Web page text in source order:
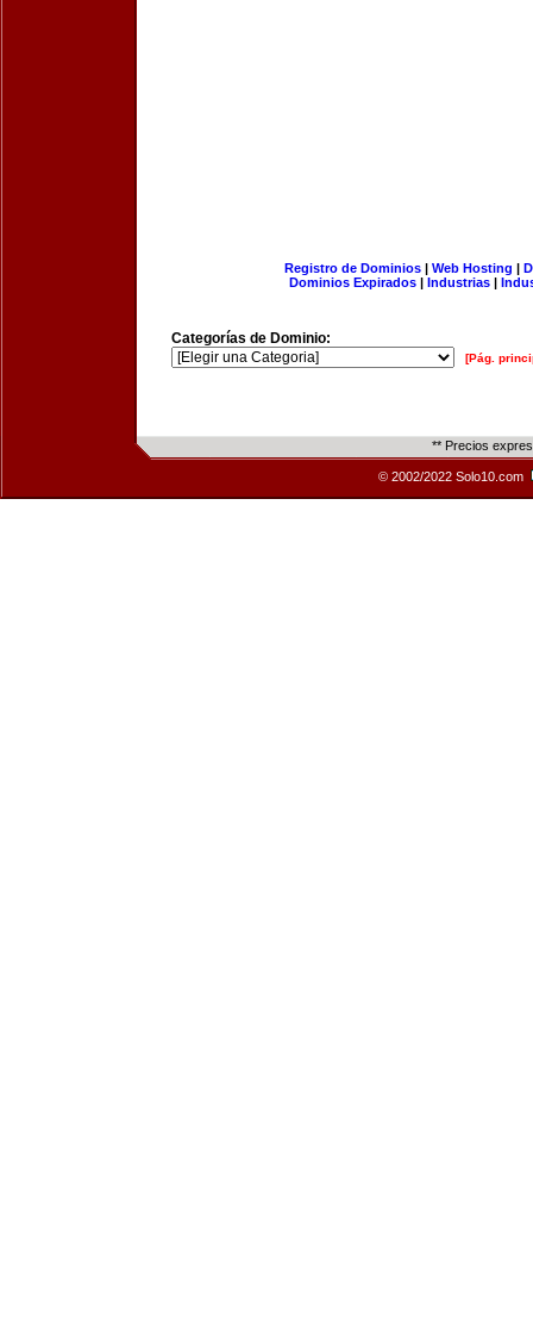
Registro de Dominios| Web Hosting |
Dominios Expirados | Industrias |
Categorías de Dominio:
[Pág.
** Precios
© 2002/2022 Solo10.com